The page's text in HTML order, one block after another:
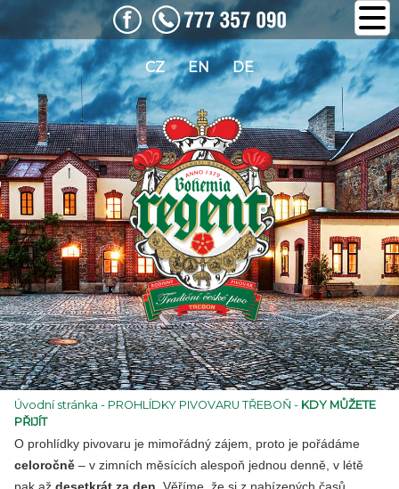
CZ EN DE
Úvodní stránka - PROHLÍDKY PIVOVARU TŘEBOŇ - KDY MŮŽETE
PŘIJÍT
O prohlídky pivovaru je mimořádný zájem, proto je pořádáme
celoročně – v zimních měsících alespoň jednou denně, v létě